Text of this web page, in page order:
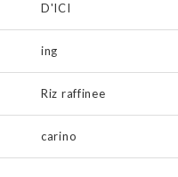
D'ICI
ing
Riz raffinee
carino